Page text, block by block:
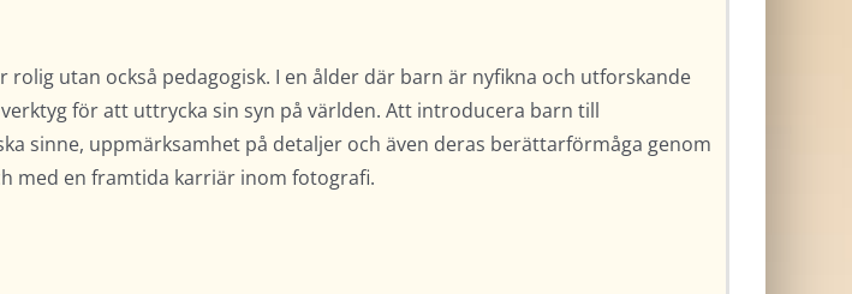
utan också pedagogisk. I en ålder där barn är nyfikna och utforskande
för att uttrycka sin syn på världen. Att introducera barn till
sinne, uppmärksamhet på detaljer och även deras berättarförmåga genom
med en framtida karriär inom fotografi.